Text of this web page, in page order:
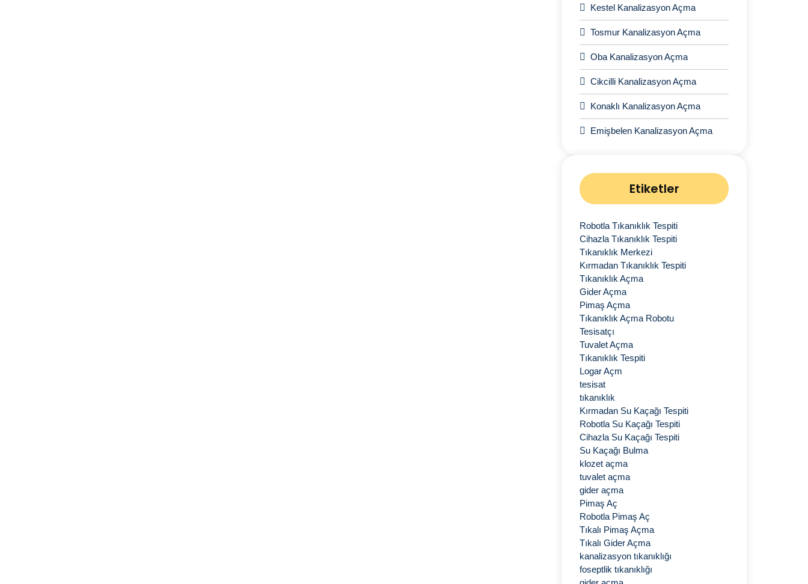
Kestel Kanalizasyon Açma
Tosmur Kanalizasyon Açma
Oba Kanalizasyon Açma
Cikcilli Kanalizasyon Açma
Konaklı Kanalizasyon Açma
Emişbelen Kanalizasyon Açma
Etiketler
Robotla Tıkanıklık Tespiti
Cihazla Tıkanıklık Tespiti
Tıkanıklık Merkezi
Kırmadan Tıkanıklık Tespiti
Tıkanıklık Açma
Gider Açma
Pimaş Açma
Tıkanıklık Açma Robotu
Tesisatçı
Tuvalet Açma
Tıkanıklık Tespiti
Logar Açm
tesisat
tıkanıklık
Kırmadan Su Kaçağı Tespiti
Robotla Su Kaçağı Tespiti
Cihazla Su Kaçağı Tespiti
Su Kaçağı Bulma
klozet açma
tuvalet açma
gider açma
Pimaş Aç
Robotla Pimaş Aç
Tıkalı Pimaş Açma
Tıkalı Gider Açma
kanalizasyon tıkanıklığı
foseptlik tıkanıklığı